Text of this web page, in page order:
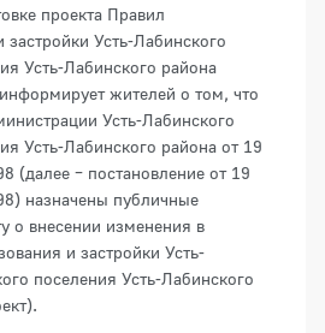
проекта Правил
Усть-Лабинского
Усть-Лабинского района
жителей о том, что
Усть-Лабинского
Усть-Лабинского района от 19
(далее – постановление от 19
назначены публичные
о внесении изменения в
и застройки Усть-
поселения Усть-Лабинского